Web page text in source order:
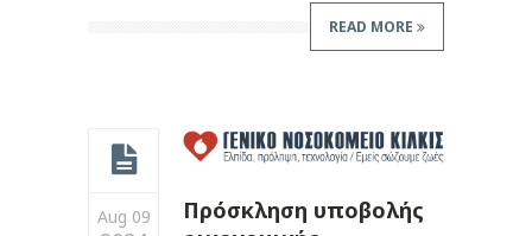
READ MORE
Aug 09
Πρόσκληση υποβολής